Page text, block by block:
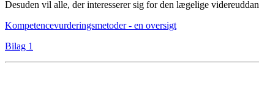
Desuden vil alle, der interesserer sig for den lægelige
Kompetencevurderingsmetoder - en oversigt
Bilag 1